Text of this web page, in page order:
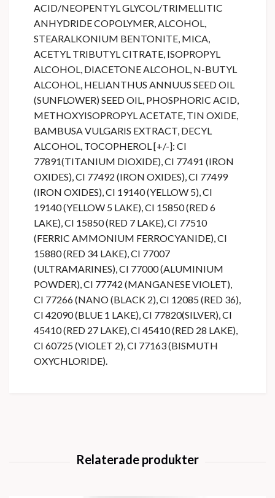
ACID/NEOPENTYL GLYCOL/TRIMELLITIC
ANHYDRIDE COPOLYMER, ALCOHOL,
STEARALKONIUM BENTONITE, MICA,
ACETYL TRIBUTYL CITRATE, ISOPROPYL
ALCOHOL, DIACETONE ALCOHOL, N-BUTYL
ALCOHOL, HELIANTHUS ANNUUS SEED OIL
(SUNFLOWER) SEED OIL, PHOSPHORIC ACID,
METHOXYISOPROPYL ACETATE, TIN OXIDE,
BAMBUSA VULGARIS EXTRACT, DECYL
ALCOHOL, TOCOPHEROL [+/-]: CI
77891(TITANIUM DIOXIDE), CI 77491 (IRON
OXIDES), CI 77492 (IRON OXIDES), CI 77499
(IRON OXIDES), CI 19140 (YELLOW 5), CI
19140 (YELLOW 5 LAKE), CI 15850 (RED 6
LAKE), CI 15850 (RED 7 LAKE), CI 77510
(FERRIC AMMONIUM FERROCYANIDE), CI
15880 (RED 34 LAKE), CI 77007
(ULTRAMARINES), CI 77000 (ALUMINIUM
POWDER), CI 77742 (MANGANESE VIOLET),
CI 77266 (NANO (BLACK 2), CI 12085 (RED 36),
CI 42090 (BLUE 1 LAKE), CI 77820(SILVER), CI
45410 (RED 27 LAKE), CI 45410 (RED 28 LAKE),
CI 60725 (VIOLET 2), CI 77163 (BISMUTH
OXYCHLORIDE).